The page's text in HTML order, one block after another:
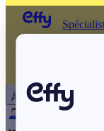
À propos